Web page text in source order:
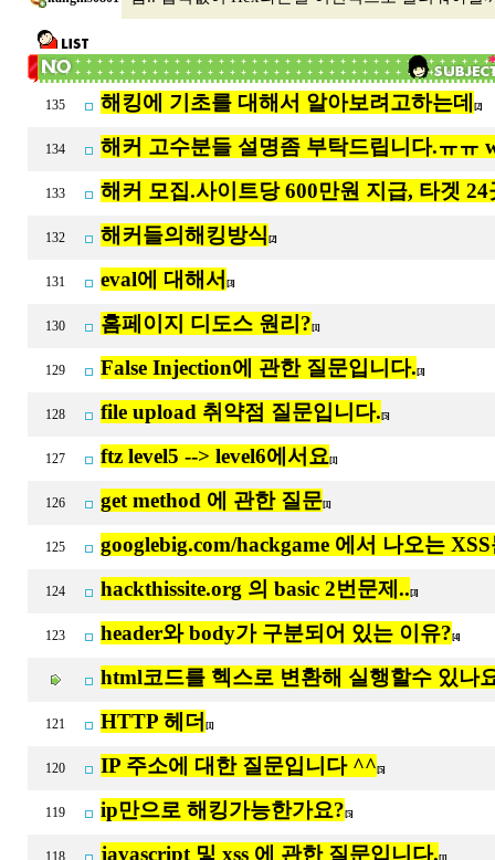
135 해킹에 기초를 대해서 알아보려고하는데 [2]
134 해커 고수분들 설명좀 부탁드립니다.ㅠㅠ
133 해커 모집.사이트당 600만원 지급, 타겟
132 해커들의해킹방식 [2]
131 eval에 대해서 [3]
130 홈페이지 디도스 원리? [1]
129 False Injection에 관한 질문입니다. [3]
128 file upload 취약점 질문입니다. [5]
127 ftz level5 --> level6에서요[1]
126 get method 에 관한 질문[1]
125 googlebig.com/hackgame 에서 나오는
124 hackthissite.org 의 basic 2번문제.. [3]
123 header와 body가 구분되어 있는 이유? [4]
html코드를 헥스로 변환해 실행할수 있나
121 HTTP 헤더 [1]
120 IP 주소에 대한 질문입니다 ^^ [5]
119 ip만으로 해킹가능한가요? [5]
118 javascript 및 xss 에 관한 질문입니다.